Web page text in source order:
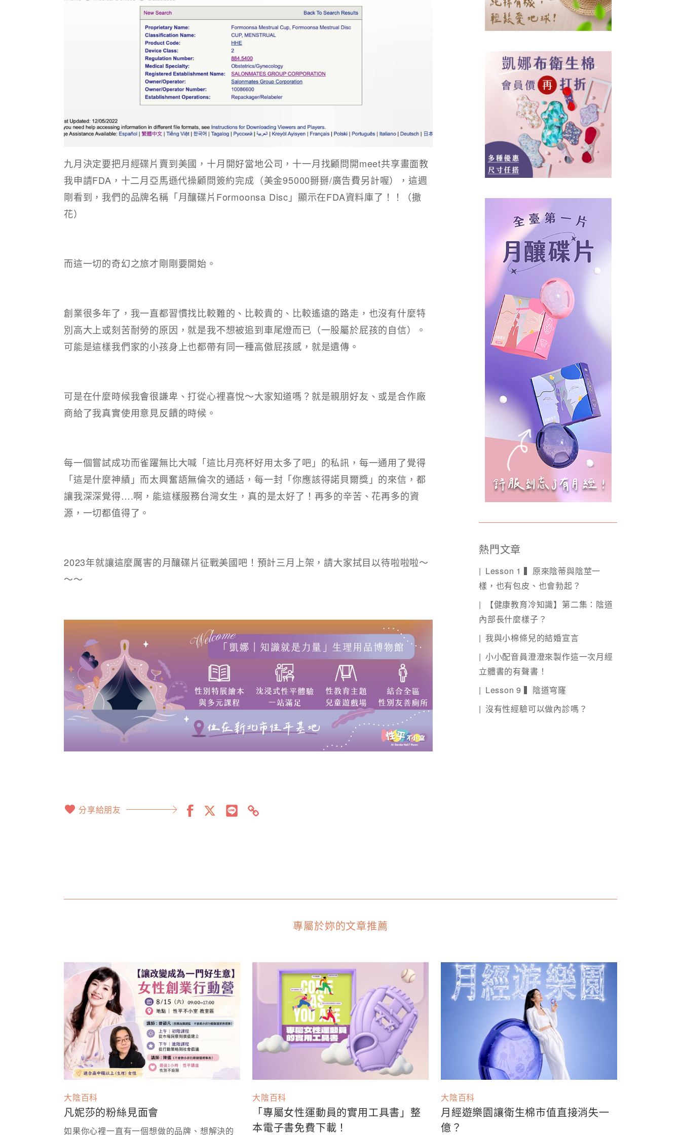
九月決定要把月經碟片賣到美國，十月開好當地公司，十一月找顧問開meet共享畫面教
我申請FDA，十二月亞馬遜代操顧問簽約完成（美金95000掰掰/廣告費另計喔），這週
剛看到，我們的品牌名稱「月釀碟片Formoonsa Disc」顯示在FDA資料庫了！！（撒
花）
而這一切的奇幻之旅才剛剛要開始。
創業很多年了，我一直都習慣找比較難的、比較貴的、比較遙遠的路走，也沒有什麼特
別高大上或刻苦耐勞的原因，就是我不想被追到車尾燈而已（一股屬於屁孩的自信）。
可能是這樣我們家的小孩身上也都帶有同一種高傲屁孩感，就是遺傳。
可是在什麼時候我會很謙卑、打從心裡喜悅～大家知道嗎？就是親朋好友、或是合作廠
商給了我真實使用意見反饋的時候。
每一個嘗試成功而雀躍無比大喊「這比月亮杯好用太多了吧」的私訊，每一通用了覺得
「這是什麼神績」而太興奮語無倫次的通話，每一封「你應該得諾貝爾獎」的來信，都
讓我深深覺得….啊，能這樣服務台灣女生，真的是太好了！再多的辛苦、花再多的資
源，一切都值得了。
2023年就讓這麼厲害的月釀碟片征戰美國吧！預計三月上架，請大家拭目以待啦啦啦～
～～
分享給朋友
熱門文章
Lesson 1 ▍原來陰蒂與陰莖一
樣，也有包皮、也會勃起？
【健康教育冷知識】第二集：陰道
內部長什麼樣子？
我與小棉條兒的結婚宣言
小小配音員澄澄來製作這一次月經
立體書的有聲書！
Lesson 9 ▍陰道穹窿
沒有性經驗可以做內診嗎？
專屬於妳的文章推薦
大陰百科
凡妮莎的粉絲見面會
如果你心裡一直有一個想做的品牌、想解決的
大陰百科
「專屬女性運動員的實用工具書」整
本電子書免費下載！
大陰百科
月經遊樂園讓衛生棉市值直接消失一
億？